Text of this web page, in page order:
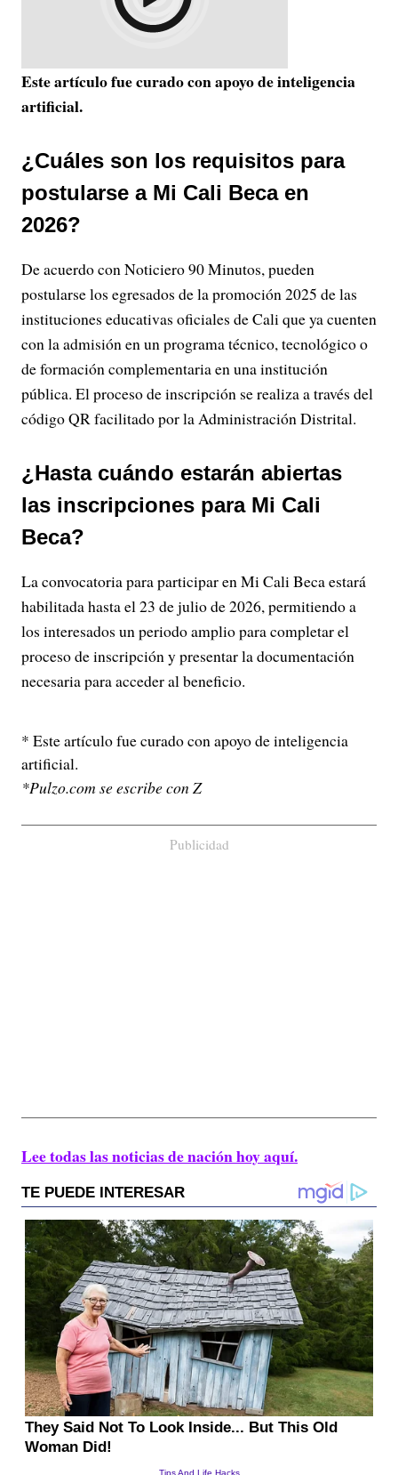
Este artículo fue curado con apoyo de inteligencia
artificial.
¿Cuáles son los requisitos para
postularse a Mi Cali Beca en
2026?
De acuerdo con Noticiero 90 Minutos, pueden
postularse los egresados de la promoción 2025 de las
instituciones educativas oficiales de Cali que ya cuenten
con la admisión en un programa técnico, tecnológico o
de formación complementaria en una institución
pública. El proceso de inscripción se realiza a través del
código QR facilitado por la Administración Distrital.
¿Hasta cuándo estarán abiertas
las inscripciones para Mi Cali
Beca?
La convocatoria para participar en Mi Cali Beca estará
habilitada hasta el 23 de julio de 2026, permitiendo a
los interesados un periodo amplio para completar el
proceso de inscripción y presentar la documentación
necesaria para acceder al beneficio.
* Este artículo fue curado con apoyo de inteligencia
artificial.
*Pulzo.com se escribe con Z
Publicidad
Lee todas las noticias de nación hoy aquí.